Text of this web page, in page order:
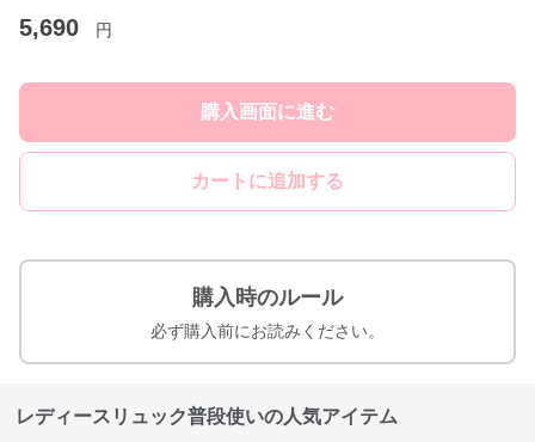
5,690 円
購入画面に進む
カートに追加する
購入時のルール
必ず購入前にお読みください。
レディースリュック普段使いの人気アイテム